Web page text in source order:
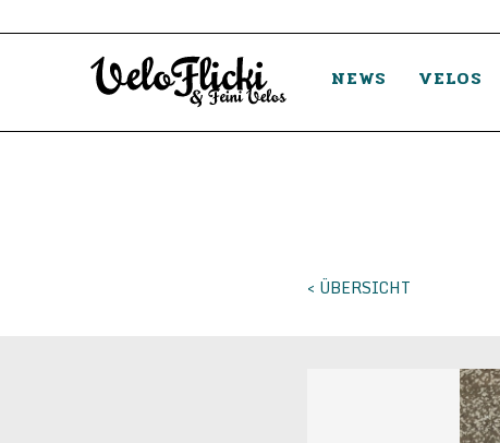
NEWS VELOS
< ÜBERSICHT